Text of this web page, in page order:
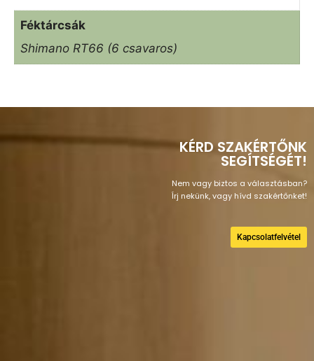
Féktárcsák
Shimano RT66 (6 csavaros)
KÉRD SZAKÉRTŐNK
SEGÍTSÉGÉT!
Nem vagy biztos a választásban?
Írj nekünk, vagy hívd szakértőnket!
Kapcsolatfelvétel